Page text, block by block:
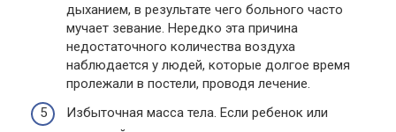
дыханием, в результате чего больного часто
мучает зевание. Нередко эта причина
недостаточного количества воздуха
наблюдается у людей, которые долгое время
пролежали в постели, проводя лечение.
Избыточная масса тела. Если ребенок или